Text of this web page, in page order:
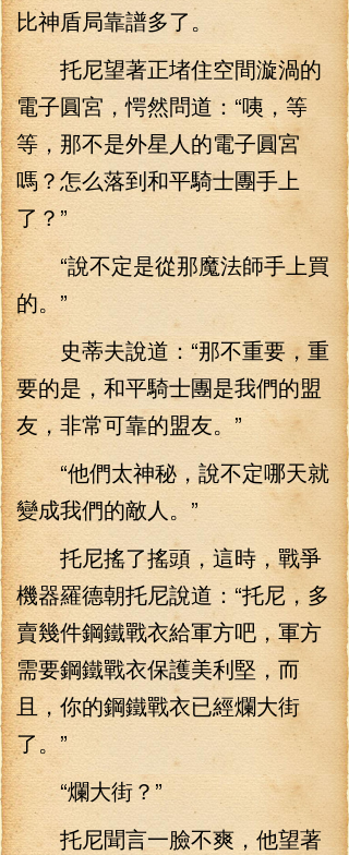
比神盾局靠譜多了。
托尼望著正堵住空間漩渦的
電子圓宮，愕然問道：“咦，等
等，那不是外星人的電子圓宮
嗎？怎么落到和平騎士團手上
了？”
“說不定是從那魔法師手上買
的。”
史蒂夫說道：“那不重要，重
要的是，和平騎士團是我們的盟
友，非常可靠的盟友。”
“他們太神秘，說不定哪天就
變成我們的敵人。”
托尼搖了搖頭，這時，戰爭
機器羅德朝托尼說道：“托尼，多
賣幾件鋼鐵戰衣給軍方吧，軍方
需要鋼鐵戰衣保護美利堅，而
且，你的鋼鐵戰衣已經爛大街
了。”
“爛大街？”
托尼聞言一臉不爽，他望著